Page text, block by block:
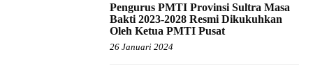
Pengurus PMTI Provinsi Sultra Masa
Bakti 2023-2028 Resmi Dikukuhkan
Oleh Ketua PMTI Pusat
26 Januari 2024